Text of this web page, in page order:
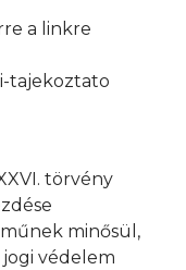
a linkre
tajekoztato
törvény
minősül,
védelem